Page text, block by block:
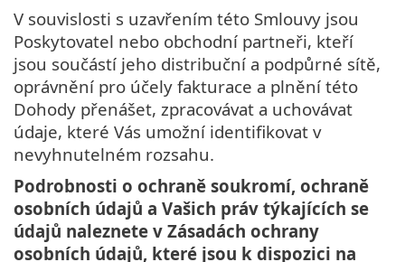
V souvislosti s uzavřením této Smlouvy jsou
Poskytovatel nebo obchodní partneři, kteří
jsou součástí jeho distribuční a podpůrné sítě,
oprávnění pro účely fakturace a plnění této
Dohody přenášet, zpracovávat a uchovávat
údaje, které Vás umožní identifikovat v
nevyhnutelném rozsahu.
Podrobnosti o ochraně soukromí, ochraně
osobních údajů a Vašich práv týkajících se
údajů naleznete v Zásadách ochrany
osobních údajů, které jsou k dispozici na